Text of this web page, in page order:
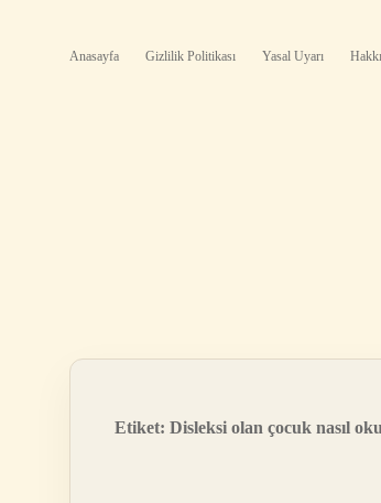
Anasayfa Gizlilik Politikası Yasal Uyarı
Etiket: Disleksi olan çocuk nasıl